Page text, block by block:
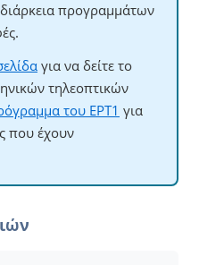
προγραμμάτων
για να δείτε το
τηλεοπτικών
του ΕΡΤ1 για
που έχουν